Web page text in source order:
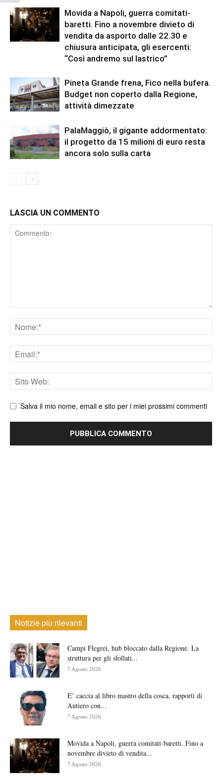
Movida a Napoli, guerra comitati-
baretti. Fino a novembre divieto di
vendita da asporto dalle 22.30 e
chiusura anticipata, gli esercenti:
“Così andremo sul lastrico”
Pineta Grande frena, Fico nella bufera.
Budget non coperto dalla Regione,
attività dimezzate
PalaMaggiò, il gigante addormentato:
il progetto da 15 milioni di euro resta
ancora solo sulla carta
LASCIA UN COMMENTO
Comment
Nome
Email
Sito
web
Salva il mio nome, email e sito per i miei prossimi commenti
Notizie più rilevanti
Campi Flegrei, hub bloccato dalla Regione. La
struttura per gli sfollati...
7 Agosto 2026
E’ caccia al libro mastro della cosca, rapporti di
Autiero con...
7 Agosto 2026
Movida a Napoli, guerra comitati-baretti. Fino a
novembre divieto di vendita...
7 Agosto 2026